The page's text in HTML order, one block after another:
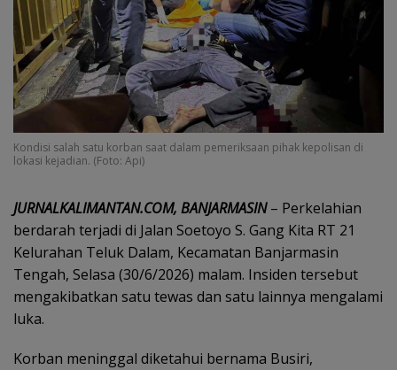
Kondisi salah satu korban saat dalam pemeriksaan pihak kepolisan di
lokasi kejadian. (Foto: Api)
JURNALKALIMANTAN.COM, BANJARMASIN– Perkelahian
berdarah terjadi di Jalan Soetoyo S. Gang Kita RT 21
Kelurahan Teluk Dalam, Kecamatan Banjarmasin
Tengah, Selasa (30/6/2026) malam. Insiden tersebut
mengakibatkan satu tewas dan satu lainnya mengalami
luka.
Korban meninggal diketahui bernama Busiri,